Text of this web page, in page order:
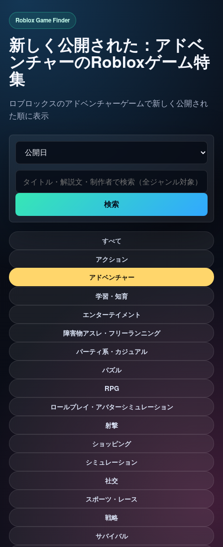
新しく公開された：アドベ
ンチャーのRobloxゲーム特
集
ロブロックスのアドベンチャーゲームで新しく公開され
た順に表示
検索
すべて
アクション
アドベンチャー
学習・知育
エンターテイメント
障害物アスレ・フリーランニング
パーティ系・カジュアル
パズル
RPG
ロールプレイ・アバターシミュレーション
射撃
ショッピング
シミュレーション
社交
スポーツ・レース
戦略
サバイバル